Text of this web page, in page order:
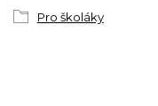
Pro školáky